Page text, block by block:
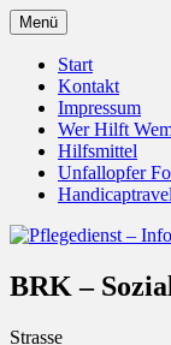
Zum
Inhalt
springen
und
Unfallopfer
Menü
Start
Kontakt
Impressum
Wer Hilft
Hilfsmittel
Unfallopfer
Handicaptravel
BRK –
Strasse